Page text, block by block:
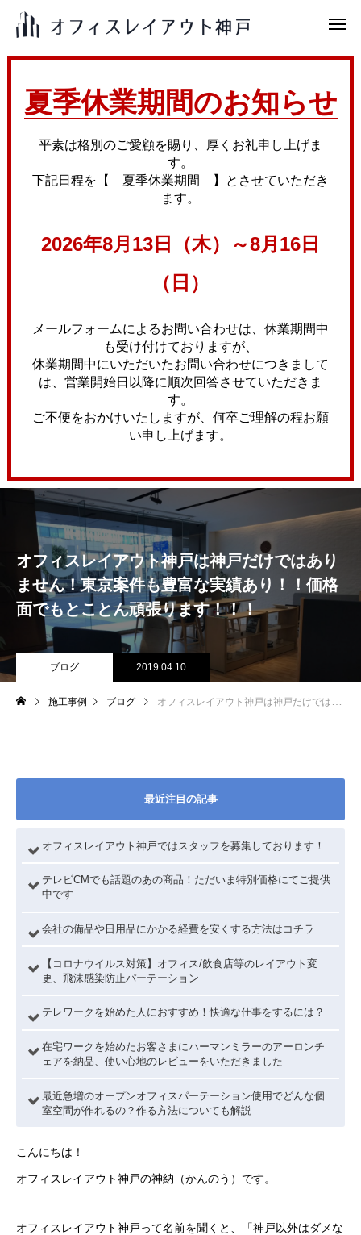
夏季休業期間のお知らせ
平素は格別のご愛顧を賜り、厚くお礼申し上げま
す。
下記日程を【 夏季休業期間 】とさせていただき
ます。
2026年8月13日（木）～8月16日
（日）
メールフォームによるお問い合わせは、休業期間中
も受け付けておりますが、
休業期間中にいただいたお問い合わせにつきまして
は、営業開始日以降に順次回答させていただきま
す。
ご不便をおかけいたしますが、何卒ご理解の程お願
い申し上げます。
オフィスレイアウト神戸は神戸だけではあり
ません！東京案件も豊富な実績あり！！価格
面でもとことん頑張ります！！！
ブログ 2019.04.10
施工事例 ブログ オフィスレイアウト神戸は神戸だけではありません！東京案件も豊富な実績あり！！価格面でもとことん頑張ります！！！
最近注目の記事
オフィスレイアウト神戸ではスタッフを募集しております！
テレビCMでも話題のあの商品！ただいま特別価格にてご提供
中です
会社の備品や日用品にかかる経費を安くする方法はコチラ
【コロナウイルス対策】オフィス/飲食店等のレイアウト変
更、飛沫感染防止パーテーション
テレワークを始めた人におすすめ！快適な仕事をするには？
在宅ワークを始めたお客さまにハーマンミラーのアーロンチ
ェアを納品、使い心地のレビューをいただきました
最近急増のオープンオフィスパーテーション使用でどんな個
室空間が作れるの？作る方法についても解説
こんにちは！
オフィスレイアウト神戸の神納（かんのう）です。
オフィスレイアウト神戸って名前を聞くと、「神戸以外はダメな